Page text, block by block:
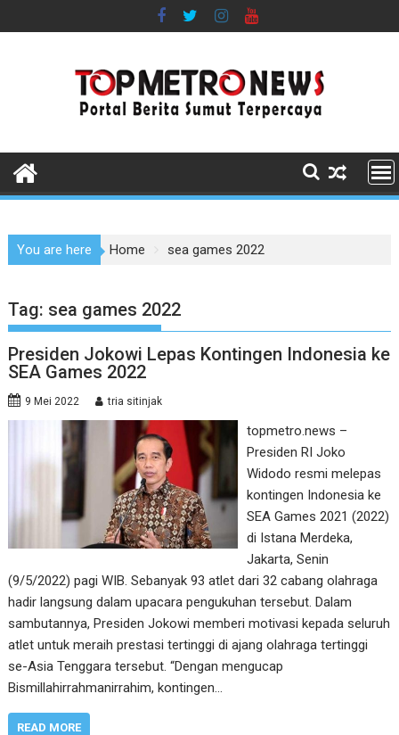
to
You are here Home sea games 2022
Tag: sea games 2022
Presiden Jokowi Lepas Kontingen Indonesia ke
SEA Games 2022
9 Mei 2022 tria sitinjak
topmetro.news –
Presiden RI Joko
Widodo resmi melepas
kontingen Indonesia ke
SEA Games 2021 (2022)
di Istana Merdeka,
Jakarta, Senin
(9/5/2022) pagi WIB. Sebanyak 93 atlet dari 32 cabang olahraga
hadir langsung dalam upacara pengukuhan tersebut. Dalam
sambutannya, Presiden Jokowi memberi motivasi kepada seluruh
atlet untuk meraih prestasi tertinggi di ajang olahraga tertinggi
se-Asia Tenggara tersebut. “Dengan mengucap
Bismillahirrahmanirrahim, kontingen…
READ MORE